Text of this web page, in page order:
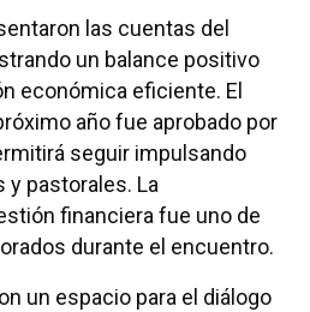
las cuentas del
un balance positivo
económica eficiente. El
año fue aprobado por
seguir impulsando
pastorales. La
financiera fue uno de
durante el encuentro.
un espacio para el diálogo